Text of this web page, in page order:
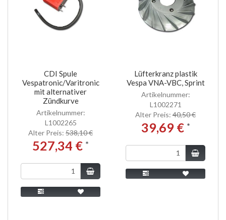
CDI Spule
Vespatronic/Varitronic
mit alternativer
Zündkurve
Artikelnummer:
L1002265
Alter Preis: 538,10 €
527,34 € *
Lüfterkranz plastik
Vespa VNA-VBC, Sprint
Artikelnummer:
L1002271
Alter Preis: 40,50 €
39,69 € *